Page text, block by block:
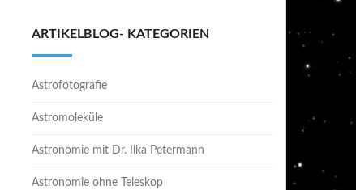
ARTIKELBLOG- KATEGORIEN
Astrofotografie
Astromoleküle
Astronomie mit Dr. Ilka Petermann
Astronomie ohne Teleskop